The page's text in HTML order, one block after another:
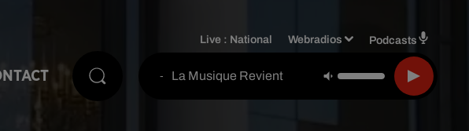
Live : National Webradios Podcasts
- La Musique Revient